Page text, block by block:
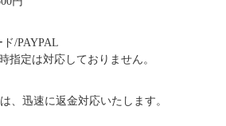
/PAYPAL
指定は対応しておりません。
、迅速に返金対応いたします。